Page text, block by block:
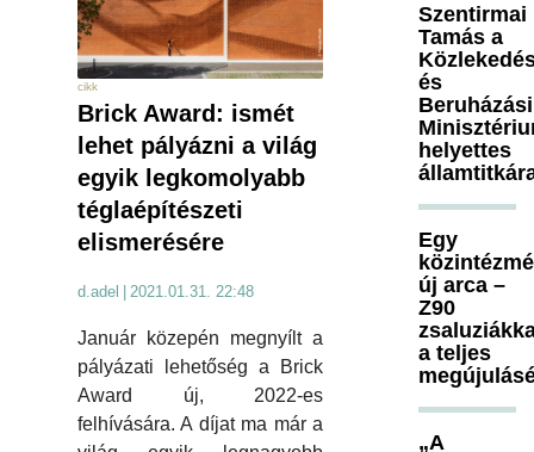
cikk
Brick Award: ismét
lehet pályázni a világ
egyik legkomolyabb
téglaépítészeti
elismerésére
d.adel | 2021.01.31. 22:48
Január közepén megnyílt a
pályázati lehetőség a Brick
Award új, 2022-es
felhívására. A díjat ma már a
Szentirmai
Tamás a
és
Beruházási
helyettes
Egy
új arca –
Z90
a teljes
„A